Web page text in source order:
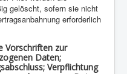
gelöscht, sofern sie nicht
erforderlich
Vorschriften zur
Daten;
Verpflichtung